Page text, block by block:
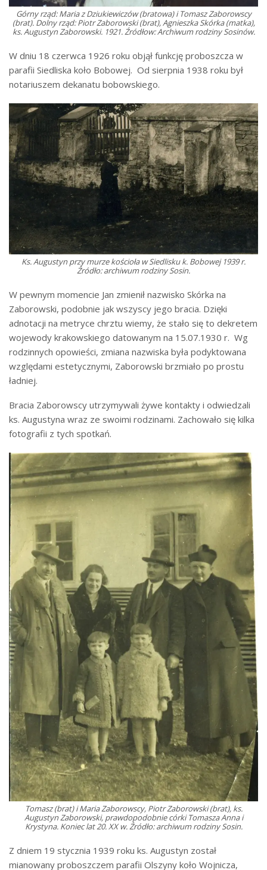
Górny rząd: Maria z Dziukiewiczów (bratowa) i Tomasz Zaborowscy
(brat). Dolny rząd: Piotr Zaborowski (brat), Agnieszka Skórka (matka),
ks. Augustyn Zaborowski. 1921. Źródłow: Archiwum rodziny Sosinów.
W dniu 18 czerwca 1926 roku objął funkcję proboszcza w
parafii Siedliska koło Bobowej. Od sierpnia 1938 roku był
notariuszem dekanatu bobowskiego.
Ks. Augustyn przy murze kościoła w Siedlisku k. Bobowej 1939 r.
Źródło: archiwum rodziny Sosin.
W pewnym momencie Jan zmienił nazwisko Skórka na
Zaborowski, podobnie jak wszyscy jego bracia. Dzięki
adnotacji na metryce chrztu wiemy, że stało się to dekretem
wojewody krakowskiego datowanym na 15.07.1930 r. Wg
rodzinnych opowieści, zmiana nazwiska była podyktowana
względami estetycznymi, Zaborowski brzmiało po prostu
ładniej.
Bracia Zaborowscy utrzymywali żywe kontakty i odwiedzali
ks. Augustyna wraz ze swoimi rodzinami. Zachowało się kilka
fotografii z tych spotkań.
Tomasz (brat) i Maria Zaborowscy, Piotr Zaborowski (brat), ks.
Augustyn Zaborowski, prawdopodobnie córki Tomasza Anna i
Krystyna. Koniec lat 20. XX w. Źródło: archiwum rodziny Sosin.
Z dniem 19 stycznia 1939 roku ks. Augustyn został
mianowany proboszczem parafii Olszyny koło Wojnicza,